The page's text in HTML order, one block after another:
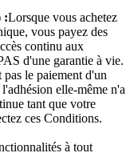
:Lorsque vous achetez
vous payez des
continu aux
d'une garantie à vie.
le paiement d'un
elle-même n'a
tant que votre
ces Conditions.
à tout